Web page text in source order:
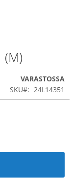
(M)
VARASTOSSA
SKU
24L14351